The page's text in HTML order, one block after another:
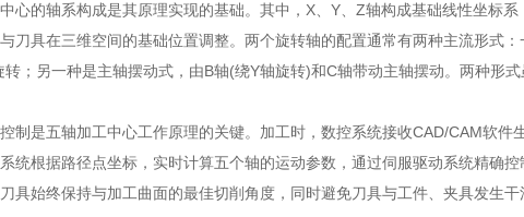
的轴系构成是其原理实现的基础。其中，X、Y、Z轴构成基础线性坐标系
刀具在三维空间的基础位置调整。两个旋转轴的配置通常有两种主流形式
；另一种是主轴摆动式，由B轴(绕Y轴旋转)和C轴带动主轴摆动。两种形
是五轴加工中心工作原理的关键。加工时，数控系统接收CAD/CAM软件
统根据路径点坐标，实时计算五个轴的运动参数，通过伺服驱动系统精确
具始终保持与加工曲面的最佳切削角度，同时避免刀具与工件、夹具发生干